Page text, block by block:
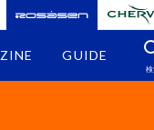
GUIDE